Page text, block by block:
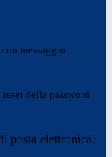
un messaggio
della password
posta elettronica!